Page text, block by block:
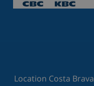
Location Costa Brava